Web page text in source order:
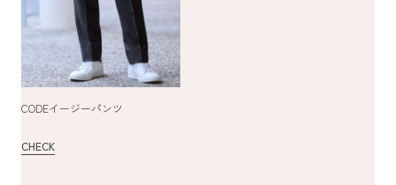
CODEイージーパンツ
CHECK